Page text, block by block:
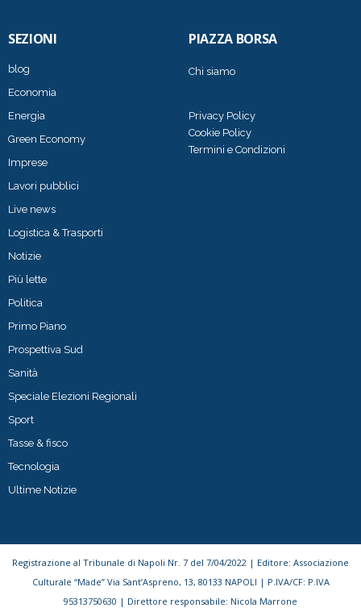
SEZIONI
blog
Economia
Energia
Green Economy
Imprese
Lavori pubblici
Live news
Logistica & Trasporti
Notizie
Più lette
Politica
Primo Piano
Prospettiva Sud
Sanità
Speciale Elezioni Regionali
Sport
Tasse & fisco
Tecnologia
Ultime Notizie
PIAZZA BORSA
Chi siamo
Privacy Policy
Cookie Policy
Termini e Condizioni
Registrazione al Tribunale di Napoli Nr. 7 del 7/04/2022 | Editore: Associazione
Culturale “Made” Via Sant’Aspreno, 13, 80133 NAPOLI | P.IVA/CF: P.IVA
95313750630 | Direttore responsabile: Nicola Marrone